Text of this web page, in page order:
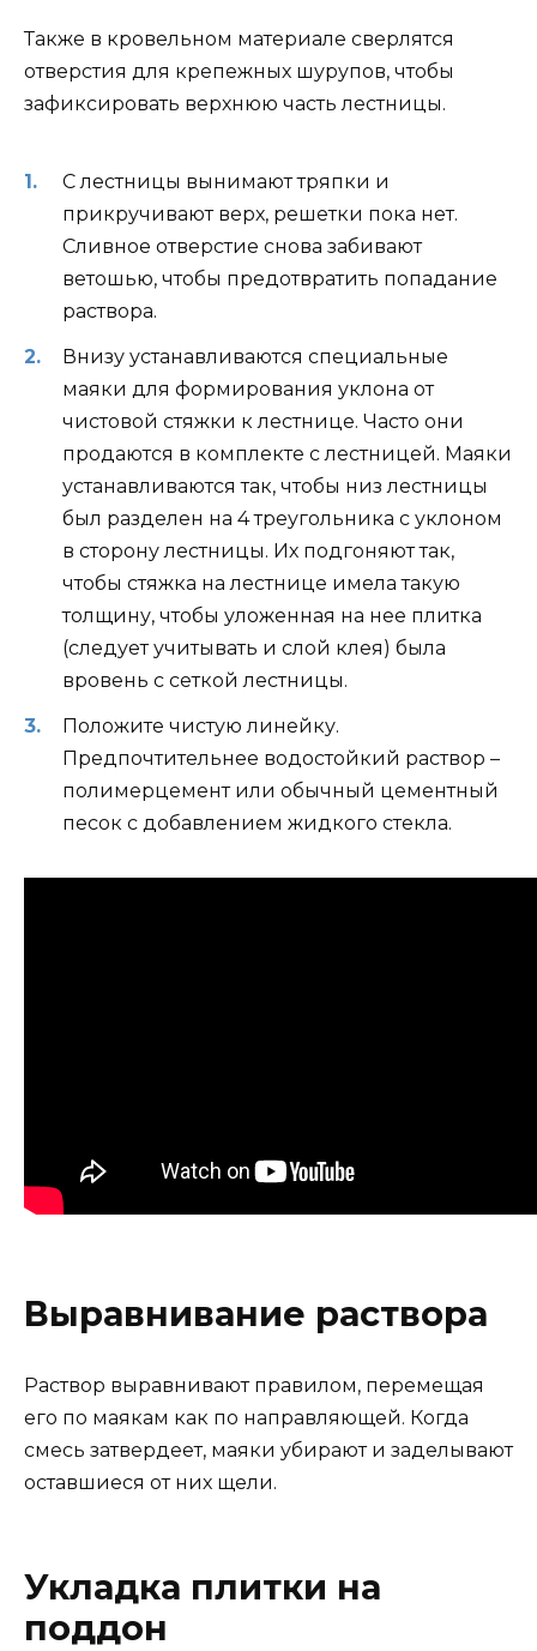
Также в кровельном материале сверлятся
отверстия для крепежных шурупов, чтобы
зафиксировать верхнюю часть лестницы.
С лестницы вынимают тряпки и
прикручивают верх, решетки пока нет.
Сливное отверстие снова забивают
ветошью, чтобы предотвратить попадание
раствора.
Внизу устанавливаются специальные
маяки для формирования уклона от
чистовой стяжки к лестнице. Часто они
продаются в комплекте с лестницей. Маяки
устанавливаются так, чтобы низ лестницы
был разделен на 4 треугольника с уклоном
в сторону лестницы. Их подгоняют так,
чтобы стяжка на лестнице имела такую ​​
толщину, чтобы уложенная на нее плитка
(следует учитывать и слой клея) была
вровень с сеткой лестницы.
Положите чистую линейку.
Предпочтительнее водостойкий раствор –
полимерцемент или обычный цементный
песок с добавлением жидкого стекла.
Выравнивание раствора
Раствор выравнивают правилом, перемещая
его по маякам как по направляющей. Когда
смесь затвердеет, маяки убирают и заделывают
оставшиеся от них щели.
Укладка плитки на
поддон